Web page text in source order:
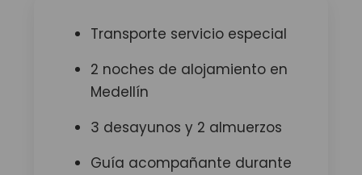
Transporte servicio especial
2 noches de alojamiento en
Medellín
3 desayunos y 2 almuerzos
Guía acompañante durante